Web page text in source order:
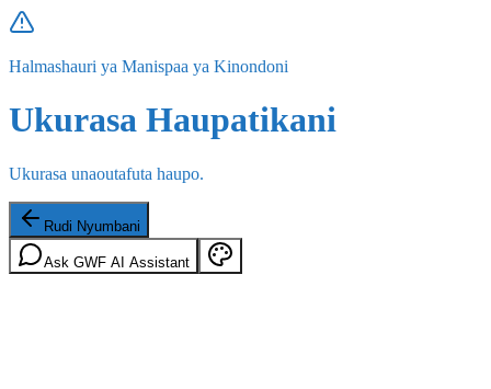
Halmashauri ya Manispaa ya Kinondoni
Ukurasa Haupatikani
Ukurasa unaoutafuta haupo.
Rudi Nyumbani
Ask GWF AI Assistant